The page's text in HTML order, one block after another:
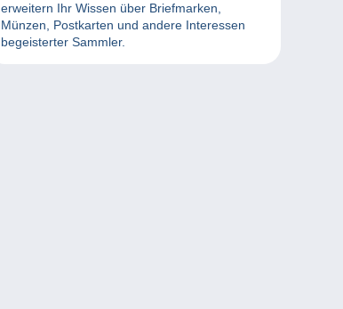
erweitern Ihr Wissen über Briefmarken,
Münzen, Postkarten und andere Interessen
begeisterter Sammler.